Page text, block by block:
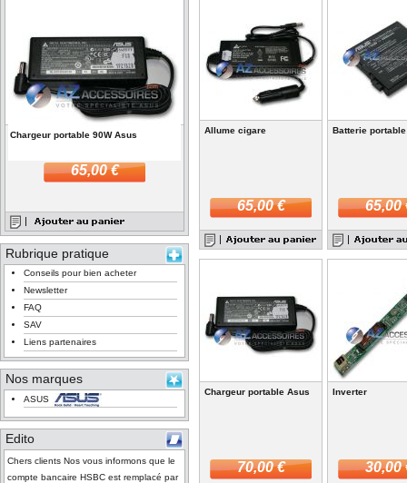
Chargeur portable 90W Asus
65,00 €
Rubrique pratique
Conseils pour bien acheter
Newsletter
FAQ
SAV
Liens partenaires
Nos marques
ASUS
Edito
Chers clients Nos vous informons que le
compte bancaire HSBC est remplacé par
Allume cigare
65,00 €
Batterie
65,00
Chargeur portable Asus
70,00 €
Inverter
30,00